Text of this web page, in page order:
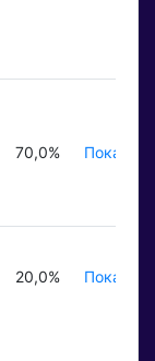
70,0%
20,0%